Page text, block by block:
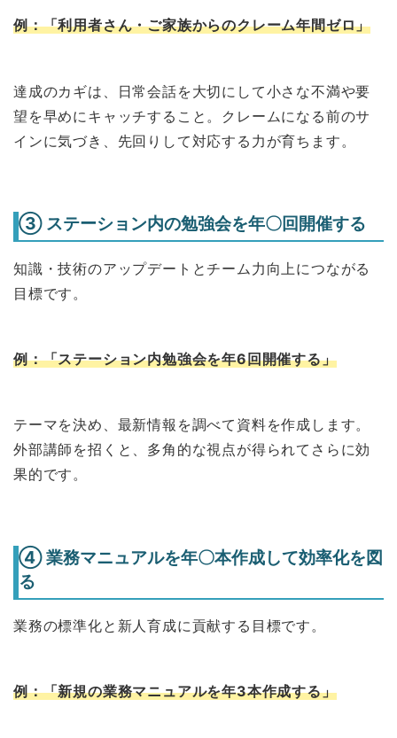
例：「利用者さん・ご家族からのクレーム年間ゼロ」
達成のカギは、日常会話を大切にして小さな不満や要
望を早めにキャッチすること。クレームになる前のサ
インに気づき、先回りして対応する力が育ちます。
③ ステーション内の勉強会を年〇回開催する
知識・技術のアップデートとチーム力向上につながる
目標です。
例：「ステーション内勉強会を年6回開催する」
テーマを決め、最新情報を調べて資料を作成します。
外部講師を招くと、多角的な視点が得られてさらに効
果的です。
④ 業務マニュアルを年〇本作成して効率化を図
る
業務の標準化と新人育成に貢献する目標です。
例：「新規の業務マニュアルを年3本作成する」